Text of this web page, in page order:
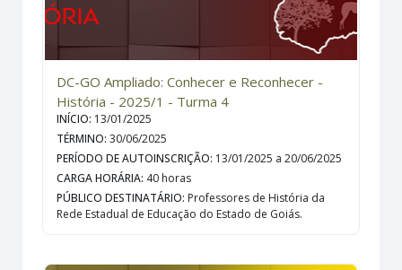
DC-GO Ampliado: Conhecer e Reconhecer -
História - 2025/1 - Turma 4
INÍCIO: 13/01/2025
TÉRMINO:30/06/2025
PERÍODO DE AUTOINSCRIÇÃO: 13/01/2025 a 20/06/2025
CARGA HORÁRIA: 40 horas
PÚBLICO DESTINATÁRIO: Professores de História da
Rede Estadual de Educação do Estado de Goiás.